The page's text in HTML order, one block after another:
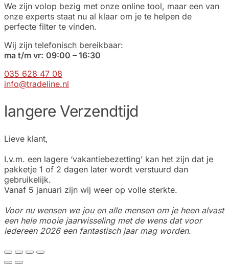
We zijn volop bezig met onze online tool, maar een van
onze experts staat nu al klaar om je te helpen de
perfecte filter te vinden.
Wij zijn telefonisch bereikbaar:
ma t/m vr: 09:00 – 16:30
035 628 47 08
info@tradeline.nl
langere Verzendtijd
Lieve klant,
I.v.m. een lagere ‘vakantiebezetting’ kan het zijn dat je
pakketje 1 of 2 dagen later wordt verstuurd dan
gebruikelijk.
Vanaf 5 januari zijn wij weer op volle sterkte.
Voor nu wensen we jou en alle mensen om je heen alvast
een hele mooie jaarwisseling met de wens dat voor
iedereen 2026 een fantastisch jaar mag worden.